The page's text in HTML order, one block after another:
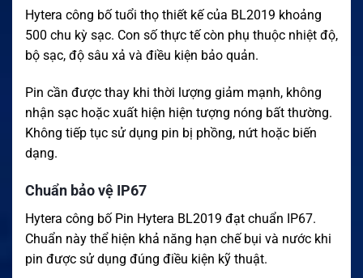
Hytera công bố tuổi thọ thiết kế của BL2019 khoảng
500 chu kỳ sạc. Con số thực tế còn phụ thuộc nhiệt độ,
bộ sạc, độ sâu xả và điều kiện bảo quản.
Pin cần được thay khi thời lượng giảm mạnh, không
nhận sạc hoặc xuất hiện hiện tượng nóng bất thường.
Không tiếp tục sử dụng pin bị phồng, nứt hoặc biến
dạng.
Chuẩn bảo vệ IP67
Hytera công bố Pin Hytera BL2019 đạt chuẩn IP67.
Chuẩn này thể hiện khả năng hạn chế bụi và nước khi
pin được sử dụng đúng điều kiện kỹ thuật.